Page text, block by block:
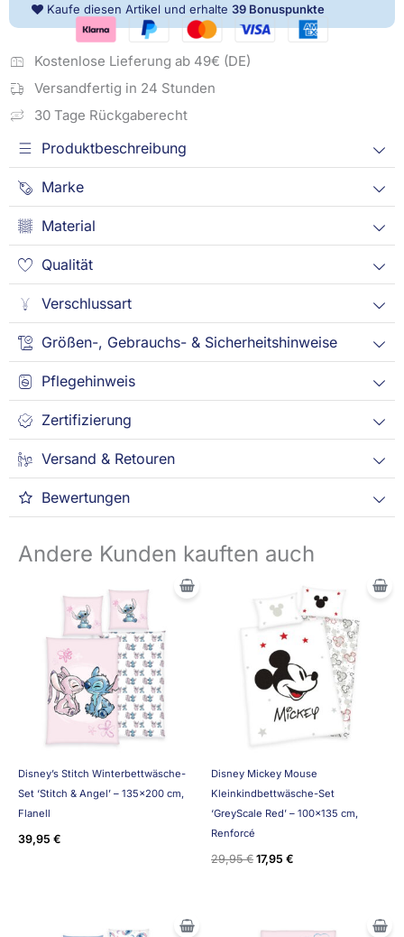
RenforcéKaufe diesen Artikel und erhalte 39 Bonuspunkte
Kostenlose Lieferung ab 49€ (DE)
Versandfertig in 24 Stunden
30 Tage Rückgaberecht
Produktbeschreibung
Marke
Material
Qualität
Verschlussart
Größen-, Gebrauchs- & Sicherheitshinweise
Pflegehinweis
Zertifizierung
Versand & Retouren
Bewertungen
Andere Kunden kauften auch
Disney’s Stitch Winterbettwäsche-
Set ‘Stitch & Angel’ – 135×200 cm,
Flanell
39,95 €
Disney Mickey Mouse
Kleinkindbettwäsche-Set
‘GreyScale Red’ – 100×135 cm,
Renforcé
29,95€
Preis
war:
29,95 €
17,95 €
Preis
ist:
17,95 €.